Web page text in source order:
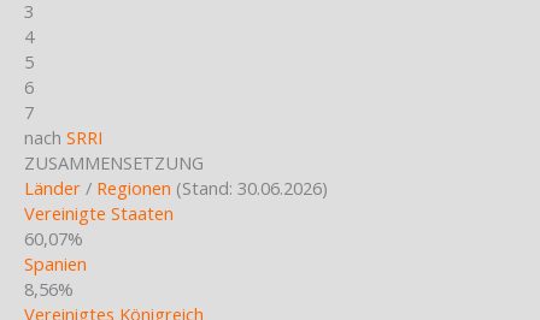
3
4
5
6
7
nach SRRI
ZUSAMMENSETZUNG
Länder / Regionen (Stand: 30.06.2026)
Vereinigte Staaten
60,07%
Spanien
8,56%
Vereinigtes Königreich